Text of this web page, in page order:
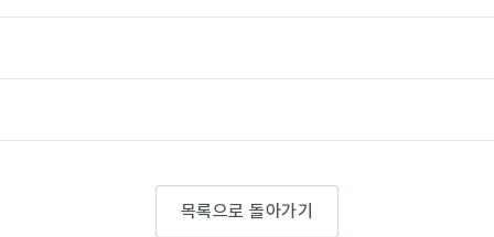
목록으로 돌아가기